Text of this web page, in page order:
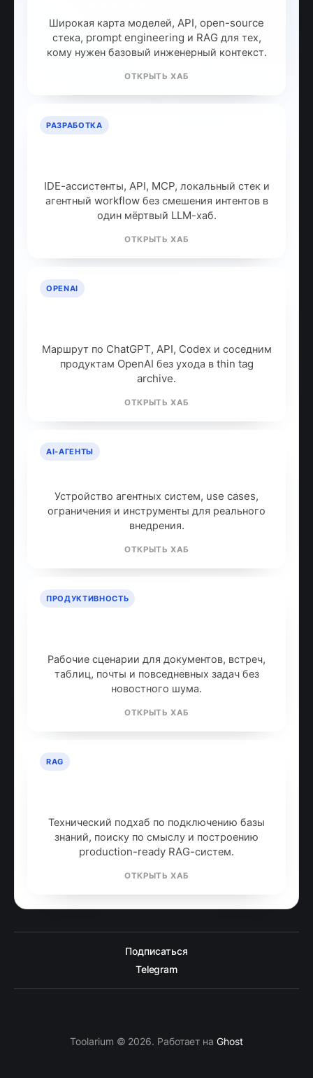
Широкая карта моделей, API, open-source
стека, prompt engineering и RAG для тех,
кому нужен базовый инженерный контекст.
ОТКРЫТЬ ХАБ
РАЗРАБОТКА
IDE-ассистенты, API, MCP, локальный стек и
агентный workflow без смешения интентов в
один мёртвый LLM-хаб.
ОТКРЫТЬ ХАБ
OPENAI
Маршрут по ChatGPT, API, Codex и соседним
продуктам OpenAI без ухода в thin tag
archive.
ОТКРЫТЬ ХАБ
AI-АГЕНТЫ
Устройство агентных систем, use cases,
ограничения и инструменты для реального
внедрения.
ОТКРЫТЬ ХАБ
ПРОДУКТИВНОСТЬ
Рабочие сценарии для документов, встреч,
таблиц, почты и повседневных задач без
новостного шума.
ОТКРЫТЬ ХАБ
RAG
Технический подхаб по подключению базы
знаний, поиску по смыслу и построению
production-ready RAG-систем.
ОТКРЫТЬ ХАБ
Подписаться
Telegram
Toolarium © 2026. Работает на Ghost